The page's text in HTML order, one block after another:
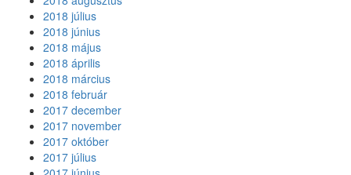
2018 július
2018 június
2018 május
2018 április
2018 március
2018 február
2017 december
2017 november
2017 október
2017 július